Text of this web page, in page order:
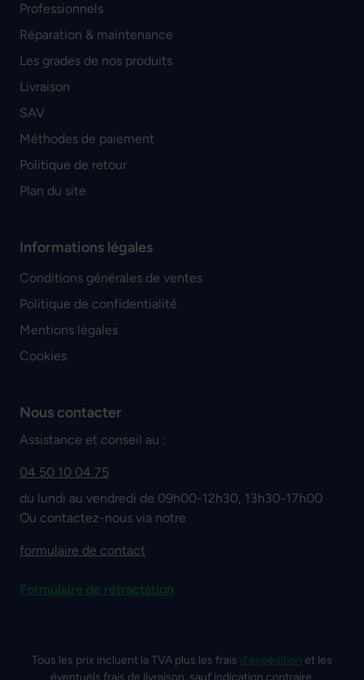
Professionnels
Réparation & maintenance
Les grades de nos produits
Livraison
SAV
Méthodes de paiement
Politique de retour
Plan du site
Informations légales
Conditions générales de ventes
Politique de confidentialité
Mentions légales
Cookies
Nous contacter
Assistance et conseil au :
04 50 10 04 75
du lundi au vendredi de 09h00-12h30, 13h30-17h00
Ou contactez-nous via notre
formulaire de contact
Formulaire de rétractation
Tous les prix incluent la TVA plus les frais d'expédition et les
éventuels frais de livraison, sauf indication contraire.